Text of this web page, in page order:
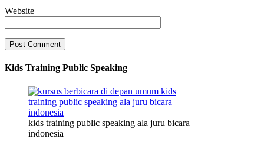
Website
Kids Training Public Speaking
kids training public speaking ala juru bicara
indonesia